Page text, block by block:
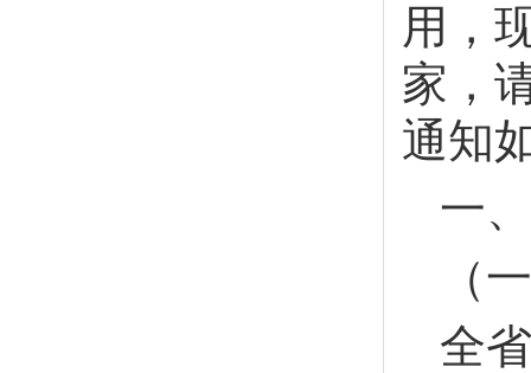
用，
家，
通知
一
（
全